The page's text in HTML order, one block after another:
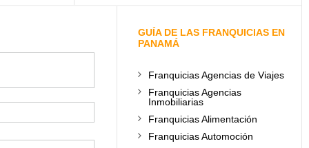
GUÍA DE LAS FRANQUICIAS EN
PANAMÁ
Franquicias Agencias de Viajes
Franquicias Agencias
Inmobiliarias
Franquicias Alimentación
Franquicias Automoción